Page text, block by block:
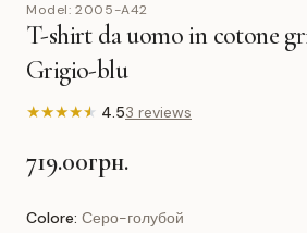
Model:2005-A42
T-shirt da uomo in cotone
Grigio-blu
★★★★★ 4.53 reviews
719.00грн.
Colore: Серо-голубой